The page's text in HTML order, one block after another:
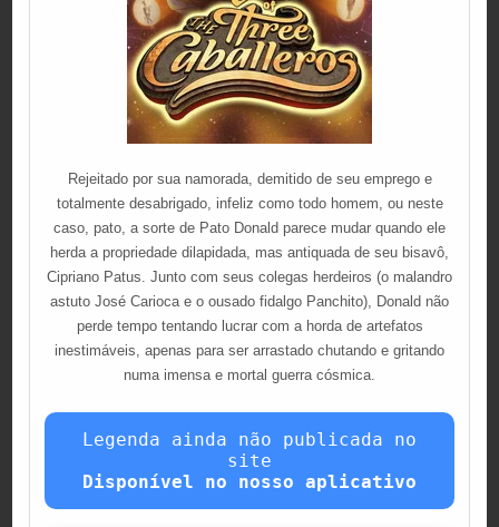
Rejeitado por sua namorada, demitido de seu emprego e
totalmente desabrigado, infeliz como todo homem, ou neste
caso, pato, a sorte de Pato Donald parece mudar quando ele
herda a propriedade dilapidada, mas antiquada de seu bisavô,
Cipriano Patus. Junto com seus colegas herdeiros (o malandro
astuto José Carioca e o ousado fidalgo Panchito), Donald não
perde tempo tentando lucrar com a horda de artefatos
inestimáveis, apenas para ser arrastado chutando e gritando
numa imensa e mortal guerra cósmica.
Legenda ainda não publicada no
site
Disponível no nosso aplicativo